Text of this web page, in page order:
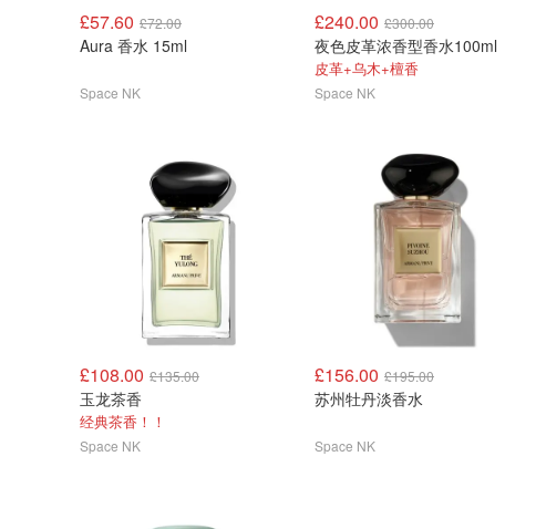
£57.60 £72.00
Aura 香水 15ml
Space NK
£240.00 £300.00
夜色皮革浓香型香水100ml
皮革+乌木+檀香
Space NK
£108.00 £135.00
玉龙茶香
经典茶香！！
Space NK
£156.00 £195.00
苏州牡丹淡香水
Space NK